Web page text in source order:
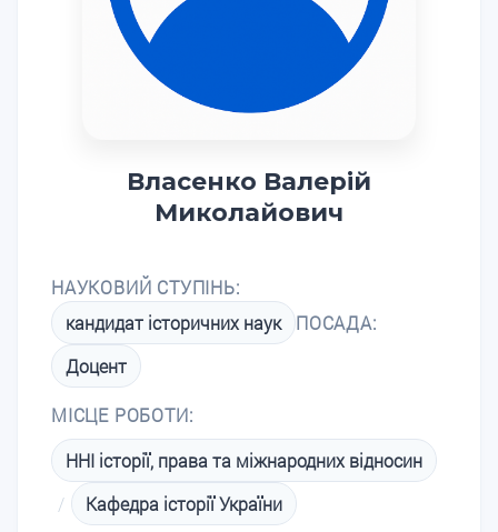
Власенко Валерій
Миколайович
НАУКОВИЙ СТУПІНЬ:
кандидат історичних наук
ПОСАДА:
Доцент
МІСЦЕ РОБОТИ:
ННІ історії, права та міжнародних відносин
/
Кафедра історії України